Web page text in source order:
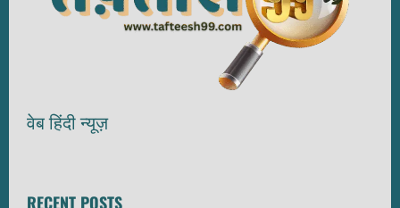
वेब हिंदी न्यूज़
RECENT POSTS